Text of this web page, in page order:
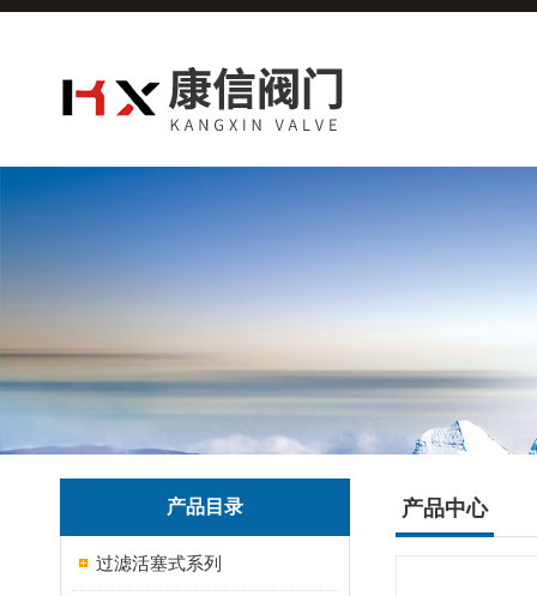
产品目录
过滤活塞式系列
产品中心